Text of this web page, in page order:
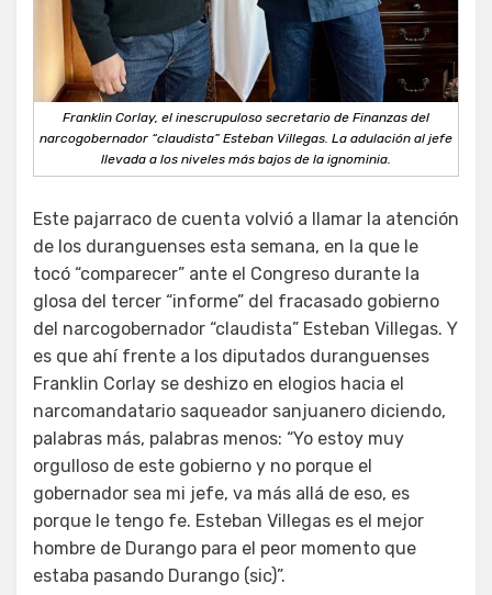
Franklin Corlay, el inescrupuloso secretario de Finanzas del
narcogobernador “claudista” Esteban Villegas. La adulación al jefe
llevada a los niveles más bajos de la ignominia.
Este pajarraco de cuenta volvió a llamar la atención
de los duranguenses esta semana, en la que le
tocó “comparecer” ante el Congreso durante la
glosa del tercer “informe” del fracasado gobierno
del narcogobernador “claudista” Esteban Villegas. Y
es que ahí frente a los diputados duranguenses
Franklin Corlay se deshizo en elogios hacia el
narcomandatario saqueador sanjuanero diciendo,
palabras más, palabras menos: “Yo estoy muy
orgulloso de este gobierno y no porque el
gobernador sea mi jefe, va más allá de eso, es
porque le tengo fe. Esteban Villegas es el mejor
hombre de Durango para el peor momento que
estaba pasando Durango (sic)”.